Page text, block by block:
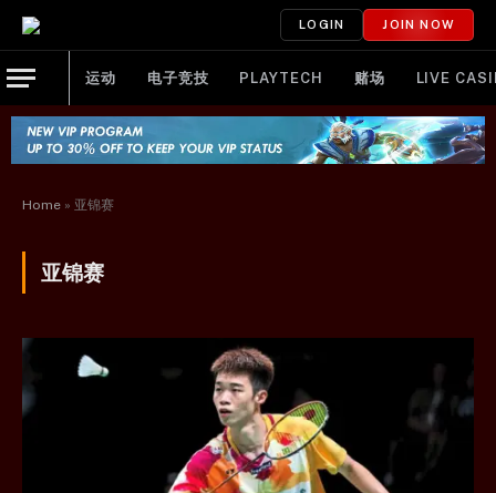
LOGIN JOIN NOW
运动 电子竞技 PLAYTECH 赌场 LIVE
Home » 亚锦赛
亚锦赛